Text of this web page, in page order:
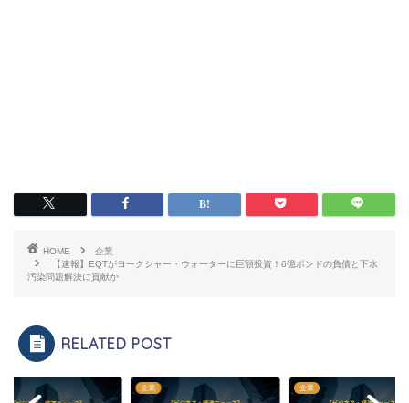
HOME
企業
【速報】EQTがヨークシャー・ウォーターに巨額投資！6億ポンドの負債と下水
汚染問題解決に貢献か
RELATED POST
企業 企業